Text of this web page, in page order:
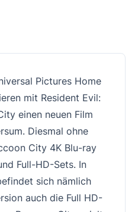
Pictures Home
mit Resident Evil:
einen neuen Film
Diesmal ohne
City 4K Blu-ray
Full-HD-Sets. In
sich nämlich
auch die Full HD-